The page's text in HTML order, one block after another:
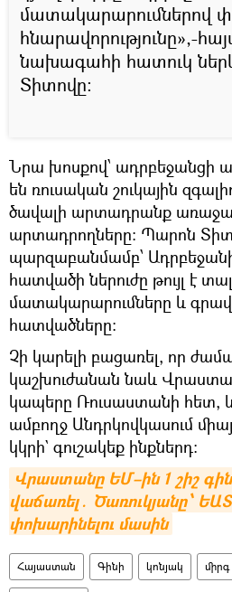
մատակարարումներով
հնարավորությունը»,-
նախագահի հատուկ
Տիտովը։
Նրա խոսքով՝ ադրբեջանցի
են ռուսական շուկային
ծավալի արտադրանք
արտադրողները։ Պարոն
պարզաբանմամբ՝
հատվածի ներուժը թույլ է
մատակարարումները և
հատվածները։
Չի կարելի բացառել, որ
կաշխուժանան նաև
կապերը Ռուսաստանի հետ,
ամբողջ Անդրկովկասում
կկրի` գուշակեք ինքներդ։
Վրաստանը ԵՄ–ին 1 շիշ
վաճառել․ Ծառուկյանը՝
փոխարինելու մասին
Հայաստան Գինի կոնյակ միրգ